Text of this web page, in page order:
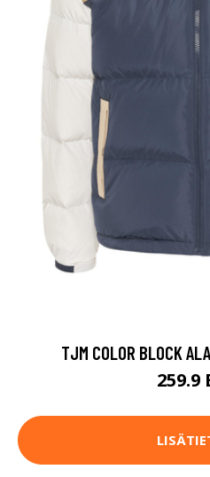
TJM COLOR BLOCK
259.9